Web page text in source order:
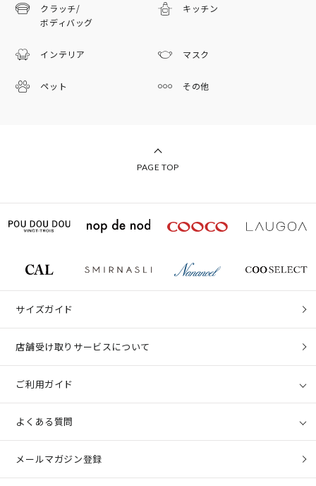
クラッチ/
ボディバッグ
キッチン
インテリア マスク
ペット その他
PAGE TOP
サイズガイド
店舗受け取りサービスについて
ご利用ガイド
よくある質問
メールマガジン登録